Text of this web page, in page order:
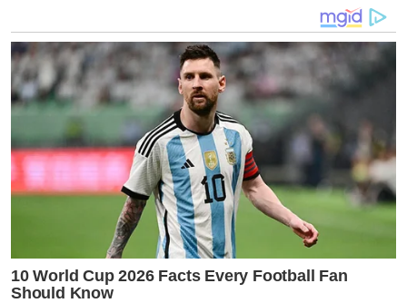
10 World Cup 2026 Facts Every Football Fan
Should Know